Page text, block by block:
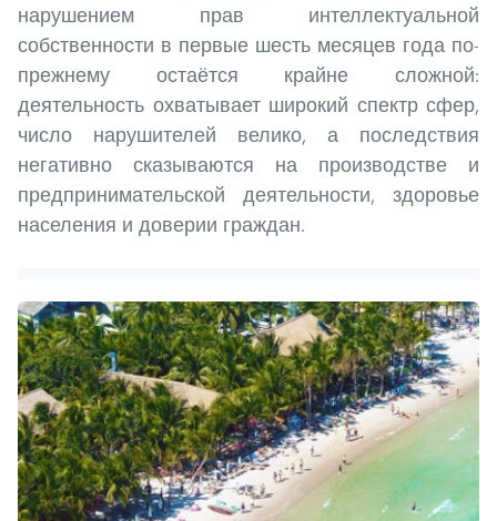
нарушением прав интеллектуальной
собственности в первые шесть месяцев года по-
прежнему остаётся крайне сложной:
деятельность охватывает широкий спектр сфер,
число нарушителей велико, а последствия
негативно сказываются на производстве и
предпринимательской деятельности, здоровье
населения и доверии граждан.